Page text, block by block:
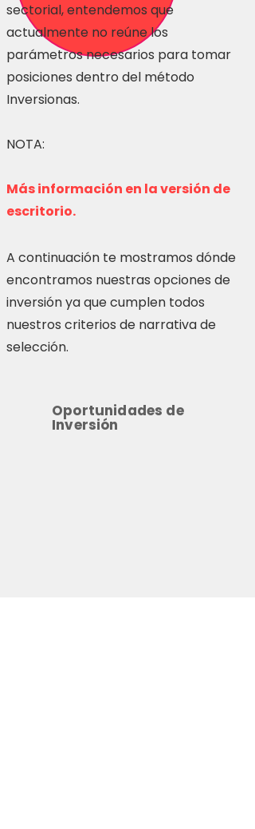
sectorial, entendemos que
actualmente no reúne los
parámetros necesarios para tomar
posiciones dentro del método
Inversionas.
NOTA:
Más información en la versión de
escritorio.
A continuación te mostramos dónde
encontramos nuestras opciones de
inversión ya que cumplen todos
nuestros criterios de narrativa de
selección.
Oportunidades de
Inversión